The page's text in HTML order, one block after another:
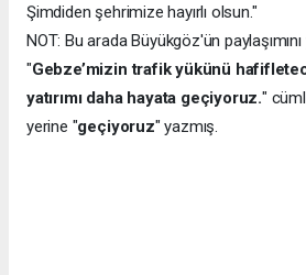
Şimdiden şehrimize hayırlı olsun."
NOT: Bu arada Büyükgöz'ün
"Gebze’mizin trafik yükünü
yatırımı daha hayata geçiyoruz."
yerine "geçiyoruz" yazmış.